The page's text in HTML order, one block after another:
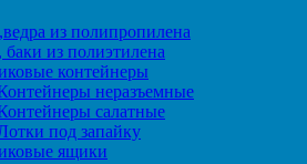
из полипропилена
баки из полиэтилена
контейнеры
неразъемные
салатные
под запайку
ящики